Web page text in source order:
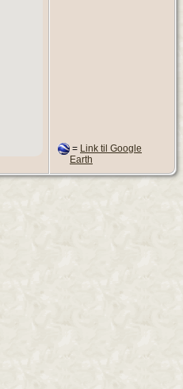
= Link til Google
Earth